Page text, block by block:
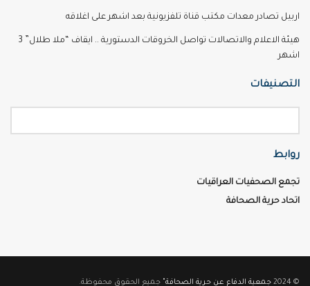
اربيل تصادر معدات مكتب قناة تلفزيونية بعد اشهر على اغلاقه
هيئة الاعلام والاتصالات تواصل الخروقات الدستورية .. ايقاف “ملا طلال” 3
اشهر
التصنيفات
روابط
تجمع الصحفيات العراقيات
اتحاد حرية الصحافة
© 2024 جمعية الدفاع عن حرية الصحافة" جميع الحقوق محفوظة.